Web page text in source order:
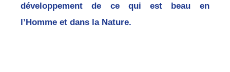
développement de ce qui est beau en
l’Homme et dans la Nature.